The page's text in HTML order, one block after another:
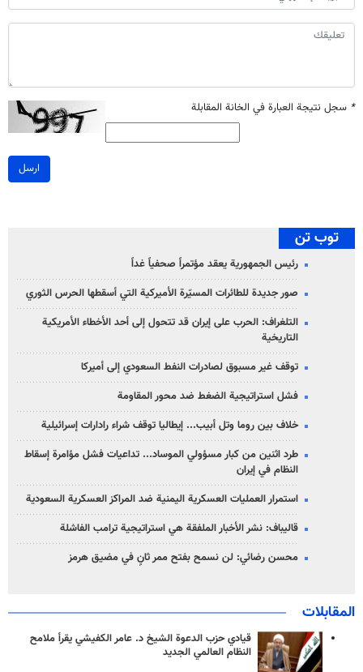
* سجل نتيجة العبارة في الخانة المقابلة
ارسل
توب تن
رئيس الجمهورية يعقد مؤتمراً صحفياً غداً
صور جديدة للطائرات المسيّرة الأميركية التي أسقطها الحرس الثوري
التلغراف: الحرب على إيران قد تتحول إلى أحد الأخطاء الأمريكية
التاريخية
توقف غير مسبوق لصادرات النفط السعودي إلى أميركا
فشل استراتيجية الضغط ضد محور المقاومة
خلاف بين روما وتل أبيب... إيطاليا توقف شراء رادارات إسرائيلية
طرد اثنين من كبار مسؤولي الموساد... تداعيات فشل مؤامرة إسقاط
النظام في إيران
استمرار العمليات العسكرية اليمنية ضد المراكز العسكرية السعودية
قاليباف: نشر الأخبار الملفقة هي استراتيجية ترامب الفاشلة
محسن رضائي: لن نسمح بفتح ممر ثانٍ في مضيق هرمز
المقابلات
قيادي حزب الدعوة الشيخ د. عامر الكفيشي يقرأ ملامح
النظام العالمي الجديد